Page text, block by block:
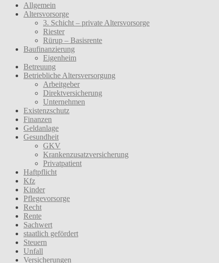
Allgemein
Altersvorsorge
3. Schicht – private Altersvorsorge
Riester
Rürup – Basisrente
Baufinanzierung
Eigenheim
Betreuung
Betriebliche Altersversorgung
Arbeitgeber
Direktversicherung
Unternehmen
Existenzschutz
Finanzen
Geldanlage
Gesundheit
GKV
Krankenzusatzversicherung
Privatpatient
Haftpflicht
Kfz
Kinder
Pflegevorsorge
Recht
Rente
Sachwert
staatlich gefördert
Steuern
Unfall
Versicherungen